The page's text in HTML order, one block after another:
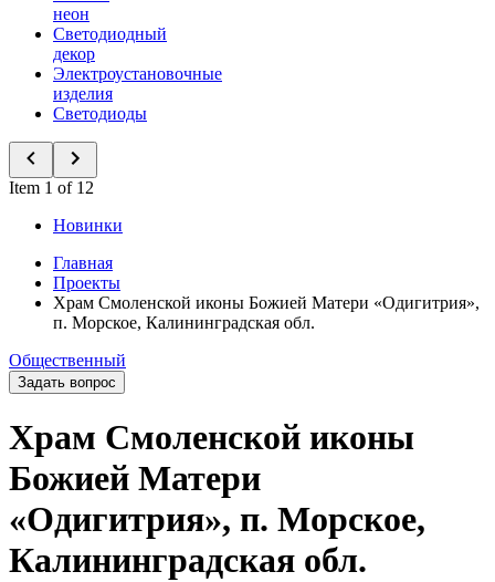
неон
Светодиодный
декор
Электроустановочные
изделия
Светодиоды
Item 1 of 12
Новинки
Главная
Проекты
Храм Смоленской иконы Божией Матери «Одигитрия»,
п. Морское, Калининградская обл.
Общественный
Задать вопрос
Храм Смоленской иконы
Божией Матери
«Одигитрия», п. Морское,
Калининградская обл.